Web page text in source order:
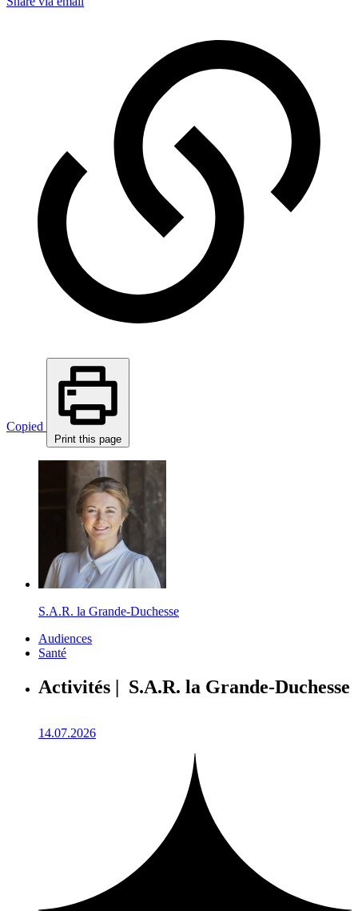
Copied
Print this page
S.A.R. la Grande-Duchesse
Audiences
Santé
Activités | S.A.R. la Grande-Duchesse
14.07.2026